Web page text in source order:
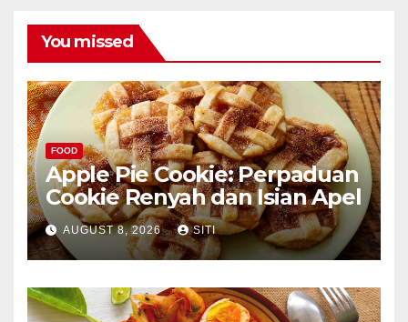
You missed
FOOD
Apple Pie Cookie: Perpaduan
Cookie Renyah dan Isian Apel
AUGUST 8, 2026 SITI